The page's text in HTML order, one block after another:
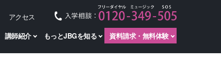
アクセス
講師紹介 もっとJBGを知る 資料請求・無料体験